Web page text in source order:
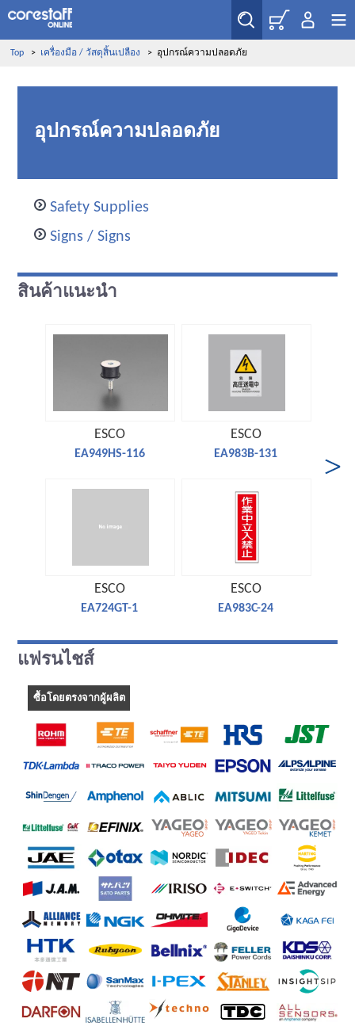
Top > เครื่องมือ / วัสดุสิ้นเปลือง > อุปกรณ์ความปลอดภัย
อุปกรณ์ความปลอดภัย
Safety Supplies
Signs / Signs
สินค้าแนะนำ
ESCO
EA949HS-116
ESCO
EA724GT-1
ESCO
EA983B-131
ESCO
EA983C-24
แฟรนไชส์
ซื้อโดยตรงจากผู้ผลิต